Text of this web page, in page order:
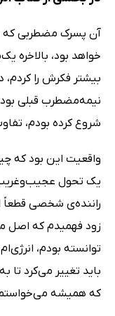
آن پسرک مضطربی که
خواهد بود، بالاخره
بیشتر فکرش را
نیمه‌مضطرب قبلی
شروع کرده بودم،
واقعیت این بود که
یک تحول
راننده‌ی شخصی قطعاً
زود فهمیدم که اصل
توانسته بودم،
باید تغییر می‌کرد تا
که همیشه